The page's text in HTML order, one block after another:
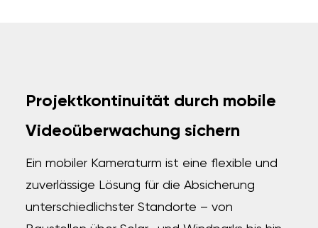
Projektkontinuität durch mobile
Videoüberwachung sichern
Ein mobiler Kameraturm ist eine flexible und
zuverlässige Lösung für die Absicherung
unterschiedlichster Standorte – von